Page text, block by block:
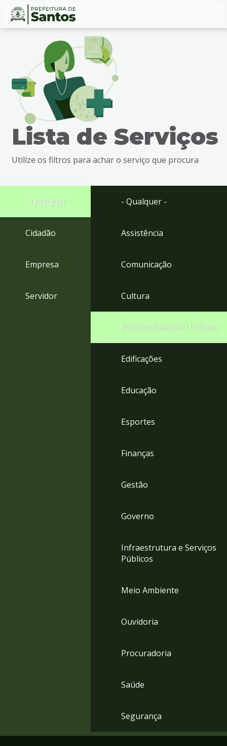
Ir
busca
Ir
rodapé
Conteúdo
Lista de Serviços
Utilize os filtros para achar o serviço que procura
- Qualquer -
Cidadão
Empresa
Servidor
- Qualquer -
Assistência
Comunicação
Cultura
Desenvolvimento Urbano
Edificações
Educação
Esportes
Finanças
Gestão
Governo
Infraestrutura e Serviços
Públicos
Meio Ambiente
Ouvidoria
Procuradoria
Saúde
Segurança